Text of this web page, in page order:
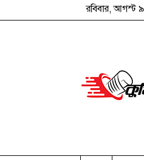
রবিবার, আগস্ট